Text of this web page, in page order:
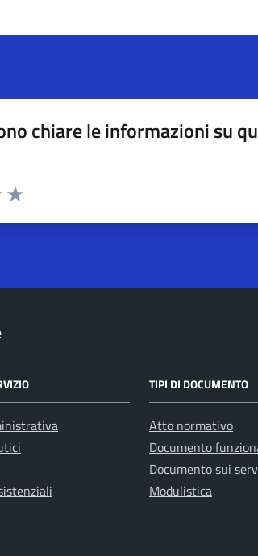
chiare le informazioni su
TIPI DI DOCUMENTO
Atto normativo
Documento
Documento sui
Modulistica